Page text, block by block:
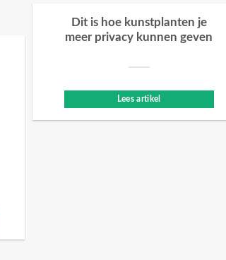
Dit is hoe kunstplanten je
meer privacy kunnen geven
Lees artikel